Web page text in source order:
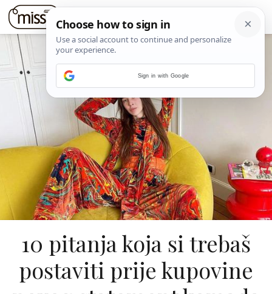
10 pitanja koja si trebaš
postaviti prije kupovine
Sign in with Google